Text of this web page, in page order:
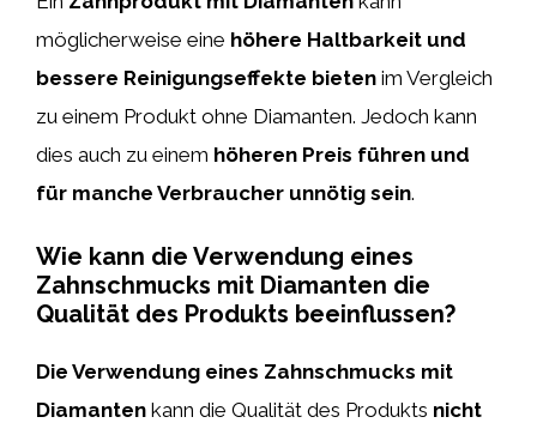
möglicherweise eine höhere Haltbarkeit und
bessere Reinigungseffekte bieten im Vergleich
zu einem Produkt ohne Diamanten. Jedoch kann
dies auch zu einem höheren Preis führen und
für manche Verbraucher unnötig sein.
Wie kann die Verwendung eines
Zahnschmucks mit Diamanten die
Qualität des Produkts beeinflussen?
Die Verwendung eines Zahnschmucks mit
Diamanten kann die Qualität des Produkts nicht